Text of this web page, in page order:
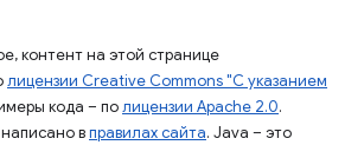
контент на этой странице
лицензии Creative Commons "С указанием
кода – полицензии Apache 2.0.
вправилах сайта. Java – это